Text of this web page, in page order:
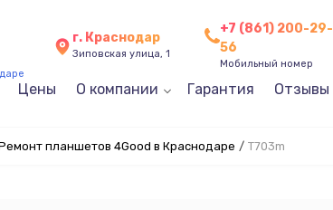
г. Краснодар
Зиповская улица, 1
+7 (861) 200-29-
56
Мобильный номер
Цены О компании Гарантия Отзывы
планшетов 4Good в Краснодаре / T703m